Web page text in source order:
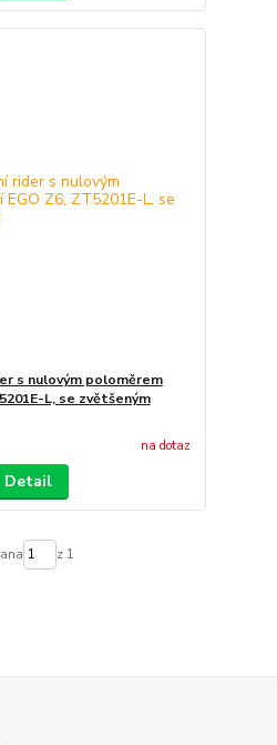
s nulovým poloměrem
L, se zvětšeným
na dotaz
Detail
z 1